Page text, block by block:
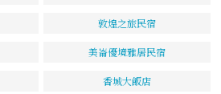
敦煌之旅民宿
美崙優境雅居民宿
香城大飯店